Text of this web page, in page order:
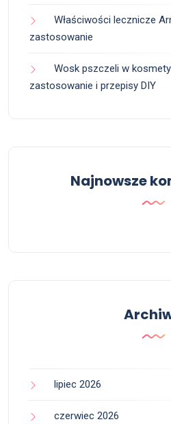
Właściwości lecznicze
zastosowanie
Wosk pszczeli w
zastosowanie i przepisy DIY
Najnowsze
lipiec 2026
czerwiec 2026